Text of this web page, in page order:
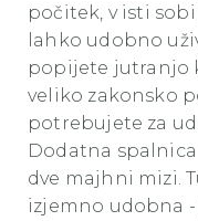
počitek, v isti
lahko udobno
popijete jutranjo
veliko zakonsko
potrebujete za
Dodatna
dve majhni mizi.
izjemno udobna